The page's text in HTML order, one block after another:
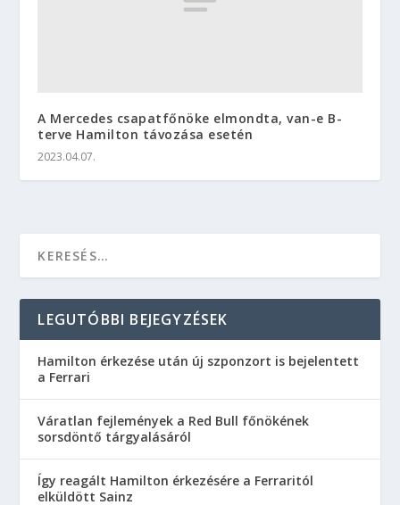
A Mercedes csapatfőnöke elmondta, van-e B-
terve Hamilton távozása esetén
2023.04.07.
LEGUTÓBBI BEJEGYZÉSEK
Hamilton érkezése után új szponzort is bejelentett
a Ferrari
Váratlan fejlemények a Red Bull főnökének
sorsdöntő tárgyalásáról
Így reagált Hamilton érkezésére a Ferraritól
elküldött Sainz